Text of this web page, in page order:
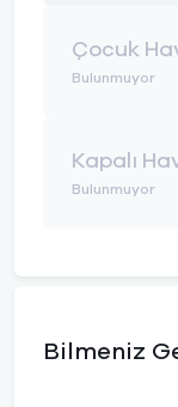
Çocuk
Bulunmuyor
Kapalı
Bulunmuyor
Bilmeniz